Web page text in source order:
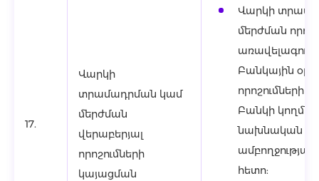
17.
Վարկի
տրամադրման կամ
մերժման
վերաբերյալ
որոշումների
կայացման
Վարկի
մերժման
Բանկային
որոշումների
Բանկի
նախնական
հետո: